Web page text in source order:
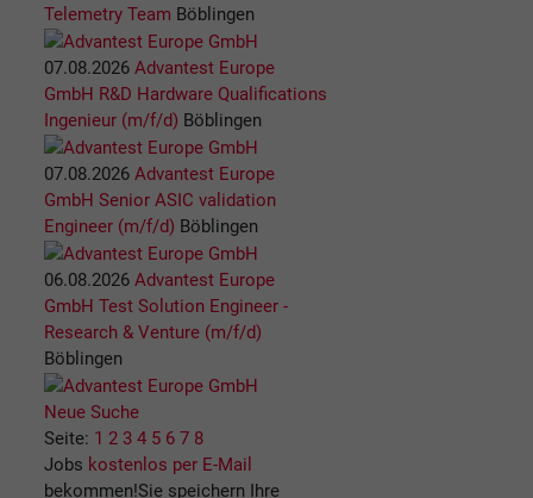
Telemetry Team Böblingen
07.08.2026 Advantest Europe
GmbH R&D Hardware Qualifications
Ingenieur (m/f/d) Böblingen
07.08.2026 Advantest Europe
GmbH Senior ASIC validation
Engineer (m/f/d) Böblingen
06.08.2026 Advantest Europe
GmbH Test Solution Engineer -
Research & Venture (m/f/d)
Böblingen
Neue Suche
Seite: 1 2 3 4 5 6 7 8
Jobs kostenlos per E-Mail
bekommen!Sie speichern Ihre